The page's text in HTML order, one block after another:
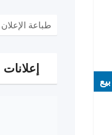
بيع
طباعة الإعلان